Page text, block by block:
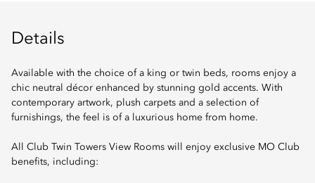
Details
Available with the choice of a king or twin beds, rooms enjoy a
chic neutral décor enhanced by stunning gold accents. With
contemporary artwork, plush carpets and a selection of
furnishings, the feel is of a luxurious home from home.
All Club Twin Towers View Rooms will enjoy exclusive MO Club
benefits, including: